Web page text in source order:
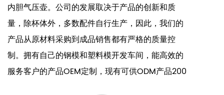
内胆气压壶。公司的发展取决于产品的创新和质
量，除杯体外，多数配件自行生产，因此，我们的
产品从原材料采购到成品销售都有严格的质量控
制。拥有自己的钢模和塑料模开发车间，能高效的
服务客户的产品OEM定制，现有可供ODM产品200